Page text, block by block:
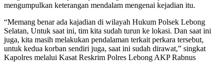
mengumpulkan keterangan mendalam mengenai kejadian itu.
“Memang benar ada kajadian di wilayah Hukum Polsek Lebong
Selatan, Untuk saat ini, tim kita sudah turun ke lokasi. Dan saat ini
juga, kita masih melakukan pendalaman terkait perkara tersebut,
untuk kedua korban sendiri juga, saat ini sudah dirawat,” singkat
Kapolres melalui Kasat Reskrim Polres Lebong AKP Rabnus